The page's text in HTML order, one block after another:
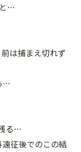
…
は捕まえ切れず
…
る…
征後でのこの結